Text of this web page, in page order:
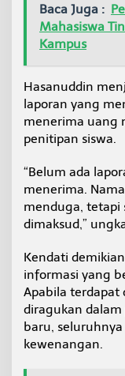
Baca Juga :
Mahasiswa
Kampus
Hasanuddin
laporan yang
menerima uang
penitipan siswa.
“Belum ada
menerima.
menduga, tetapi
dimaksud,”
Kendati
informasi yang
Apabila terdapat
diragukan dalam
baru,
kewenangan.